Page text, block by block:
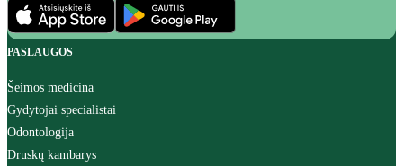
PASLAUGOS
Šeimos medicina
Gydytojai specialistai
Odontologija
Druskų kambarys